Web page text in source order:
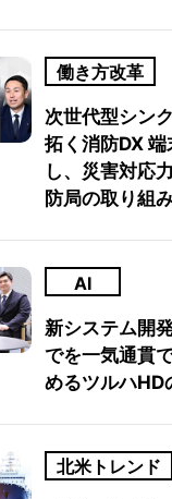
働き方改革
次世代型シン
拓く消防DX
し、災害対応
防局の取り組
AI
新システム開
でを一気通貫
めるツルハHD
北米トレンド